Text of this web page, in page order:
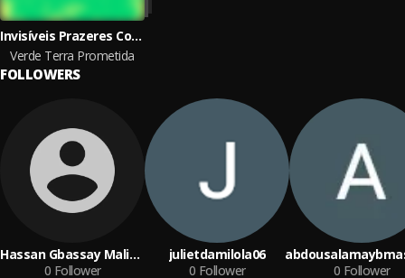
Invisíveis Prazeres Cotidianos
Verde Terra Prometida
FOLLOWERS
Hassan Gbassay Malian
0 Follower
julietdamilola06
0 Follower
0 Follower